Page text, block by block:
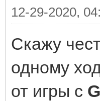
12-29-2020,
Скажу
одному
от игры с